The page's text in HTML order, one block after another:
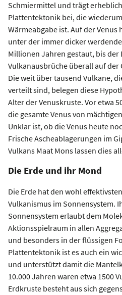
Schmiermittel und trägt
Plattentektonik bei, die
Wärmeabgabe ist. Auf der Venus
unter der immer dicker
Millionen Jahren gestaut, bis der
Vulkanausbrüche überall auf
Die weit über tausend Vulkane,
verteilt sind, belegen diese
Alter der Venuskruste. Vor etwa
die gesamte Venus von
Unklar ist, ob die Venus heute
Frische Ascheablagerungen im
Vulkans Maat Mons lassen dies
Die Erde und ihr Mond
Die Erde hat den wohl
Vulkanismus im Sonnensystem.
Sonnensystem erlaubt dem
Aktionsspielraum in allen
und besonders in der flüssigen
Plattentektonik ist es auch ein
und unterstützt damit die
10.000 Jahren waren etwa 1500
Erdkruste besteht aus sich